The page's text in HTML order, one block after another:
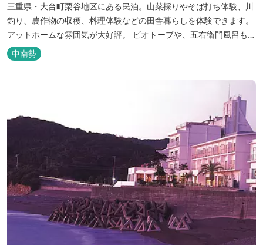
三重県・大台町栗谷地区にある民泊。山菜採りやそば打ち体験、川
釣り、農作物の収穫、料理体験などの田舎暮らしを体験できます。
アットホームな雰囲気が大好評。 ビオトープや、五右衛門風呂も楽
しめます。6月はホタル観賞が人気。 夜になると周囲は真っ暗。都
会には無い闇の中を飛び交うヒメホタル・ヘイケボタルを観賞した
り、星空を眺めたり・・・ 初夏の早朝には「アカショウビン」の美
中南勢